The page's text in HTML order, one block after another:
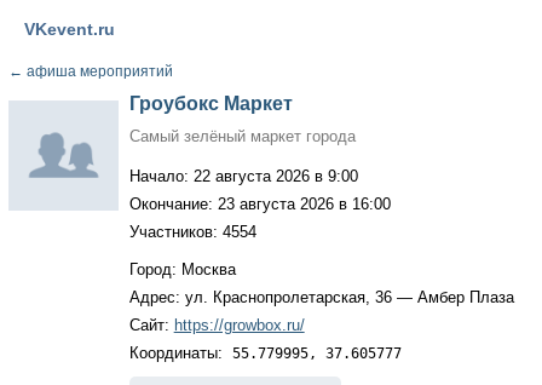
VKevent.ru
← афиша мероприятий
Гроубокс Маркет
Самый зелёный маркет города
Начало: 22 августа 2026 в 9:00
Окончание: 23 августа 2026 в 16:00
Участников: 4554
Город: Москва
Адрес: ул. Краснопролетарская, 36 — Амбер Плаза
Сайт: https://growbox.ru/
Координаты: 55.779995, 37.605777